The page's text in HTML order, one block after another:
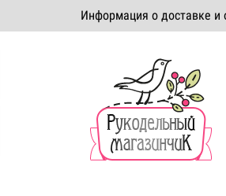
Информация о доставке и
Система скидок